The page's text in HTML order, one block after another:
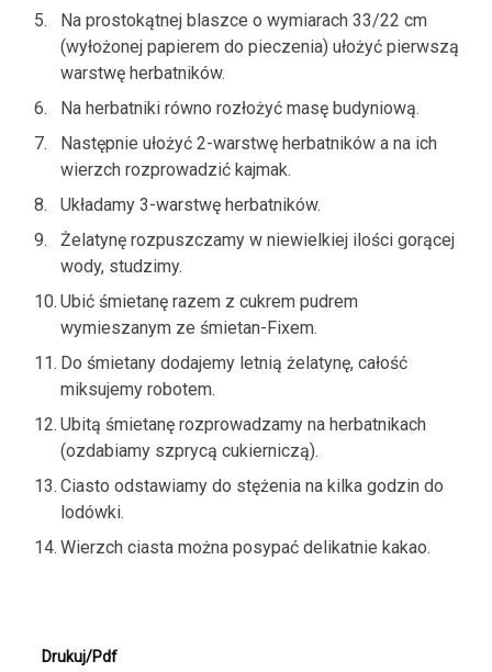
Na prostokątnej blaszce o wymiarach 33/22 cm
(wyłożonej papierem do pieczenia) ułożyć pierwszą
warstwę herbatników.
Na herbatniki równo rozłożyć masę budyniową.
Następnie ułożyć 2-warstwę herbatników a na ich
wierzch rozprowadzić kajmak.
Układamy 3-warstwę herbatników.
Żelatynę rozpuszczamy w niewielkiej ilości gorącej
wody, studzimy.
Ubić śmietanę razem z cukrem pudrem
wymieszanym ze śmietan-Fixem.
Do śmietany dodajemy letnią żelatynę, całość
miksujemy robotem.
Ubitą śmietanę rozprowadzamy na herbatnikach
(ozdabiamy szprycą cukierniczą).
Ciasto odstawiamy do stężenia na kilka godzin do
lodówki.
Wierzch ciasta można posypać delikatnie kakao.
Drukuj/Pdf